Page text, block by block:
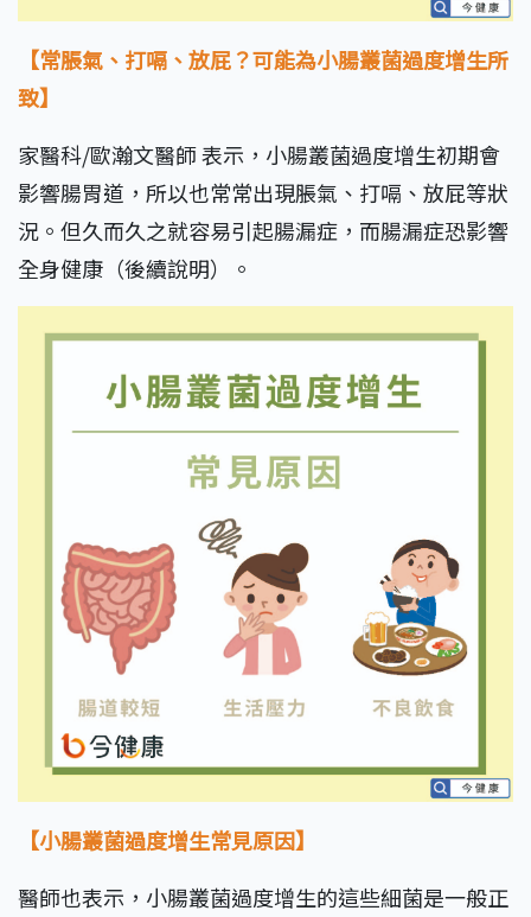
【常脹氣、打嗝、放屁？可能為小腸叢菌過度增生所
致】
家醫科/歐瀚文醫師 表示，小腸叢菌過度增生初期會
影響腸胃道，所以也常常出現脹氣、打嗝、放屁等狀
況。但久而久之就容易引起腸漏症，而腸漏症恐影響
全身健康（後續說明）。
【小腸叢菌過度增生常見原因】
醫師也表示，小腸叢菌過度增生的這些細菌是一般正